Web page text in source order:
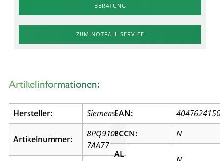
BERATUNG
ZUM NOTFALL SERVICE
Artikelinformationen:
Hersteller: Siemens
Artikelnummer:
8PQ9101-
7AA77
EAN:
ECCN:
N
AL